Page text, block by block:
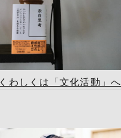
くわしくは「文化活動」へ